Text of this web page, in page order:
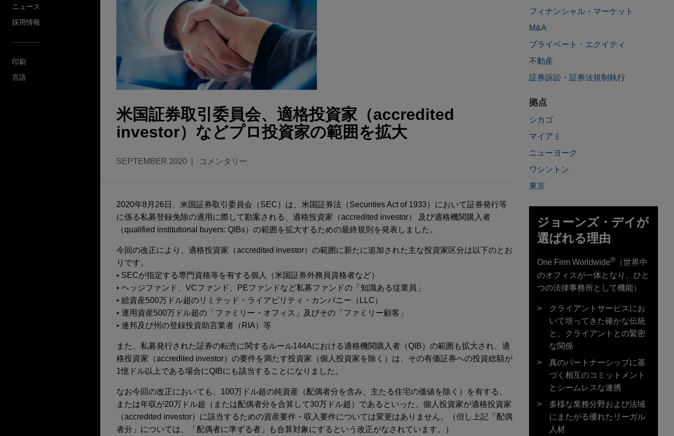
ニュース
採用情報
印刷
言語
米国証券取引委員会、適格投資家（accredited
investor）などプロ投資家の範囲を拡大
SEPTEMBER 2020 コメンタリー
2020年8月26日、米国証券取引委員会（SEC）は、米国証券法（Securities Act of 1933）において証券発行等
に係る私募登録免除の適用に際して勘案される、適格投資家（accredited investor） 及び適格機関購入者
（qualified institutional buyers: QIBs）の範囲を拡大するための最終規則を発表しました。
今回の改正により、適格投資家（accredited investor）の範囲に新たに追加された主な投資家区分は以下のとお
りです。
• SECが指定する専門資格等を有する個人（米国証券外務員資格者など）
• ヘッジファンド、VCファンド、PEファンドなど私募ファンドの「知識ある従業員」
• 総資産500万ドル超のリミテッド・ライアビリティ・カンパニー（LLC）
• 運用資産500万ドル超の「ファミリー・オフィス」及びその「ファミリー顧客」
• 連邦及び州の登録投資助言業者（RIA）等
また、私募発行された証券の転売に関するルール144Aにおける適格機関購入者（QIB）の範囲も拡大され、適
格投資家（accredited investor）の要件を満たす投資家（個人投資家を除く）は、その有価証券への投資総額が
1憶ドル以上である場合にQIBにも該当することになりました。
なお今回の改正においても、100万ドル超の純資産（配偶者分を含み、主たる住宅の価値を除く）を有する、
または年収が20万ドル超（または配偶者分を合算して30万ドル超）であるといった、個人投資家が適格投資家
（accredited investor）に該当するための資産要件・収入要件については変更はありません。（但し上記「配偶
者分」については、「配偶者に準ずる者」も合算対象にするという改正がなされています。）
フィナンシャル・マーケット
M&A
プライベート・エクイティ
不動産
証券訴訟・証券法規制執行
拠点
シカゴ
マイアミ
ニューヨーク
ワシントン
東京
ジョーンズ・デイが
選ばれる理由
One Firm Worldwide® （世界中
のオフィスが一体となり、ひと
つの法律事務所として機能）
クライアントサービスにお
いて培ってきた確かな伝統
と、クライアントとの緊密
な関係
真のパートナーシップに基
づく相互のコミットメント
とシームレスな連携
多様な業務分野および法域
にまたがる優れたリーガル
人材